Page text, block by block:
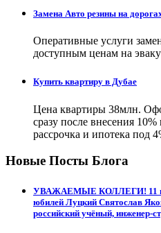
Замена Авто резины на
Оперативные услуги
доступным ценам на
Купить квартиру в Дубае
Цена квартиры 38млн.
сразу после внесения
рассрочка и ипотека под
Новые Посты Блога
УВАЖАЕМЫЕ КОЛЛЕГИ! 11
юбилей Луцкий Святослав
российский учёный, инженер-